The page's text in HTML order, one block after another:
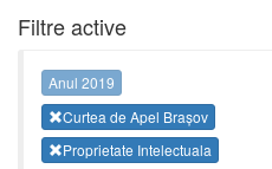
Filtre active
Anul 2019
Curtea de Apel Brașov
Proprietate Intelectuala